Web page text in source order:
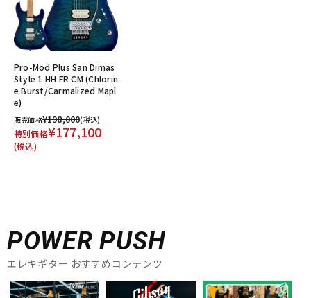
Pro-Mod Plus San Dimas
Style 1 HH FR CM (Chlorin
e Burst/Carmalized Mapl
e)
販売価格¥198,000(税込)
特別価格¥177,100
(税込)
POWER PUSH
エレキギター おすすめコンテンツ